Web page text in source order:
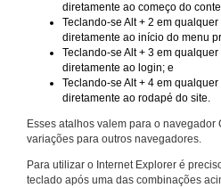
diretamente ao começo do
Teclando-se Alt + 2 em
diretamente ao início do menu
Teclando-se Alt + 3 em
diretamente ao login; e
Teclando-se Alt + 4 em
diretamente ao rodapé do site.
Esses atalhos valem para o
variações para outros navegadores.
Para utilizar o Internet Explorer é
teclado após uma das combinações